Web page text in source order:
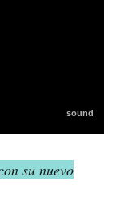
su nuevo